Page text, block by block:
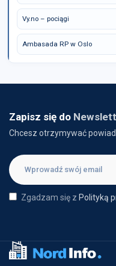
Vy.no – pociągi
Ambasada RP w Oslo
Zapisz się do
Chcesz otrzymywać
Zgadzam się z Polityką